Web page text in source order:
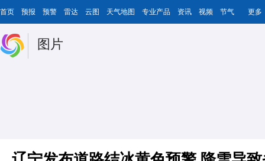
首页 预报 预警 雷达 云图 天气地图 专业产品 资讯 视频 节气 更多
图片